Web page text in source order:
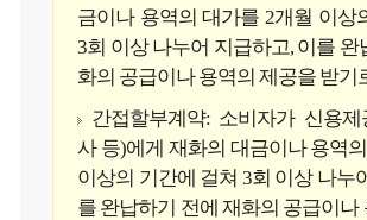
금이나 용역의 대가를 2개월 이상
3회 이상 나누어 지급하고, 이를 완
화의 공급이나 용역의 제공을 받기
간접할부계약: 소비자가 신용제
사 등)에게 재화의 대금이나 용역
이상의 기간에 걸쳐 3회 이상 나누
를 완납하기 전에 재화의 공급이나